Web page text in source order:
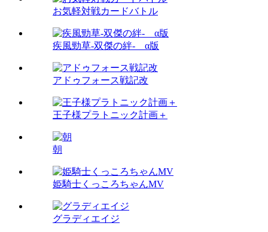
お気軽対戦カードバトル
疾風勁草-双傑の絆- α版
アドゥフォース戦記改
王子様プラトニック計画＋
朝
姫騎士くっころちゃんMV
グラディエイジ